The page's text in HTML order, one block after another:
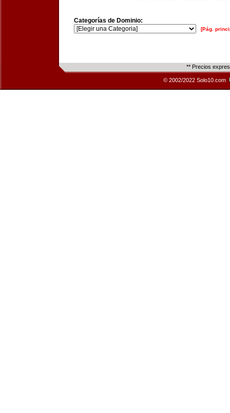
Categorías de Dominio:
[Pág.
** Precios
© 2002/2022 Solo10.com